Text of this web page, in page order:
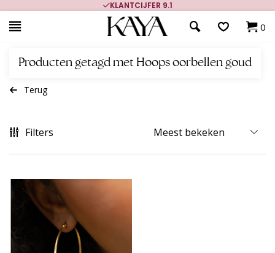
KLANTCIJFER 9.1
0
Producten getagd met Hoops oorbellen goud
Terug
Filters